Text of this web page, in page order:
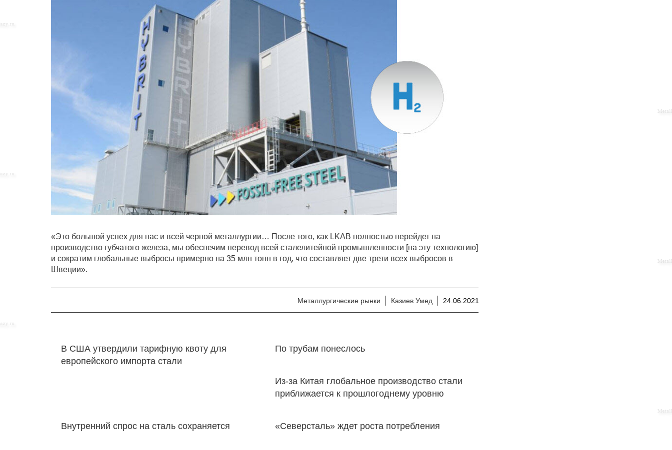
«Это большой успех для нас и всей черной металлургии… После того, как LKAB полностью перейдет на
производство губчатого железа, мы обеспечим перевод всей сталелитейной промышленности [на эту технологию]
и сократим глобальные выбросы примерно на 35 млн тонн в год, что составляет две трети всех выбросов в
Швеции».
Металлургические рынки Казиев Умед 24.06.2021
В США утвердили тарифную квоту для
европейского импорта стали
По трубам понеслось
Из-за Китая глобальное производство стали
приближается к прошлогоднему уровню
Внутренний спрос на сталь сохраняется «Северсталь» ждет роста потребления